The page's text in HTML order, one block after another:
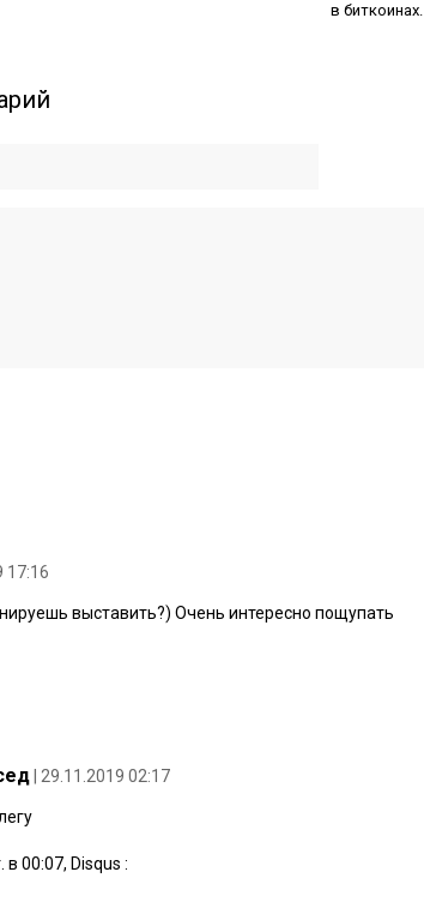
в биткоинах.
17:16
выставить?) Очень интересно пощупать
| 29.11.2019 02:17
в 00:07, Disqus :